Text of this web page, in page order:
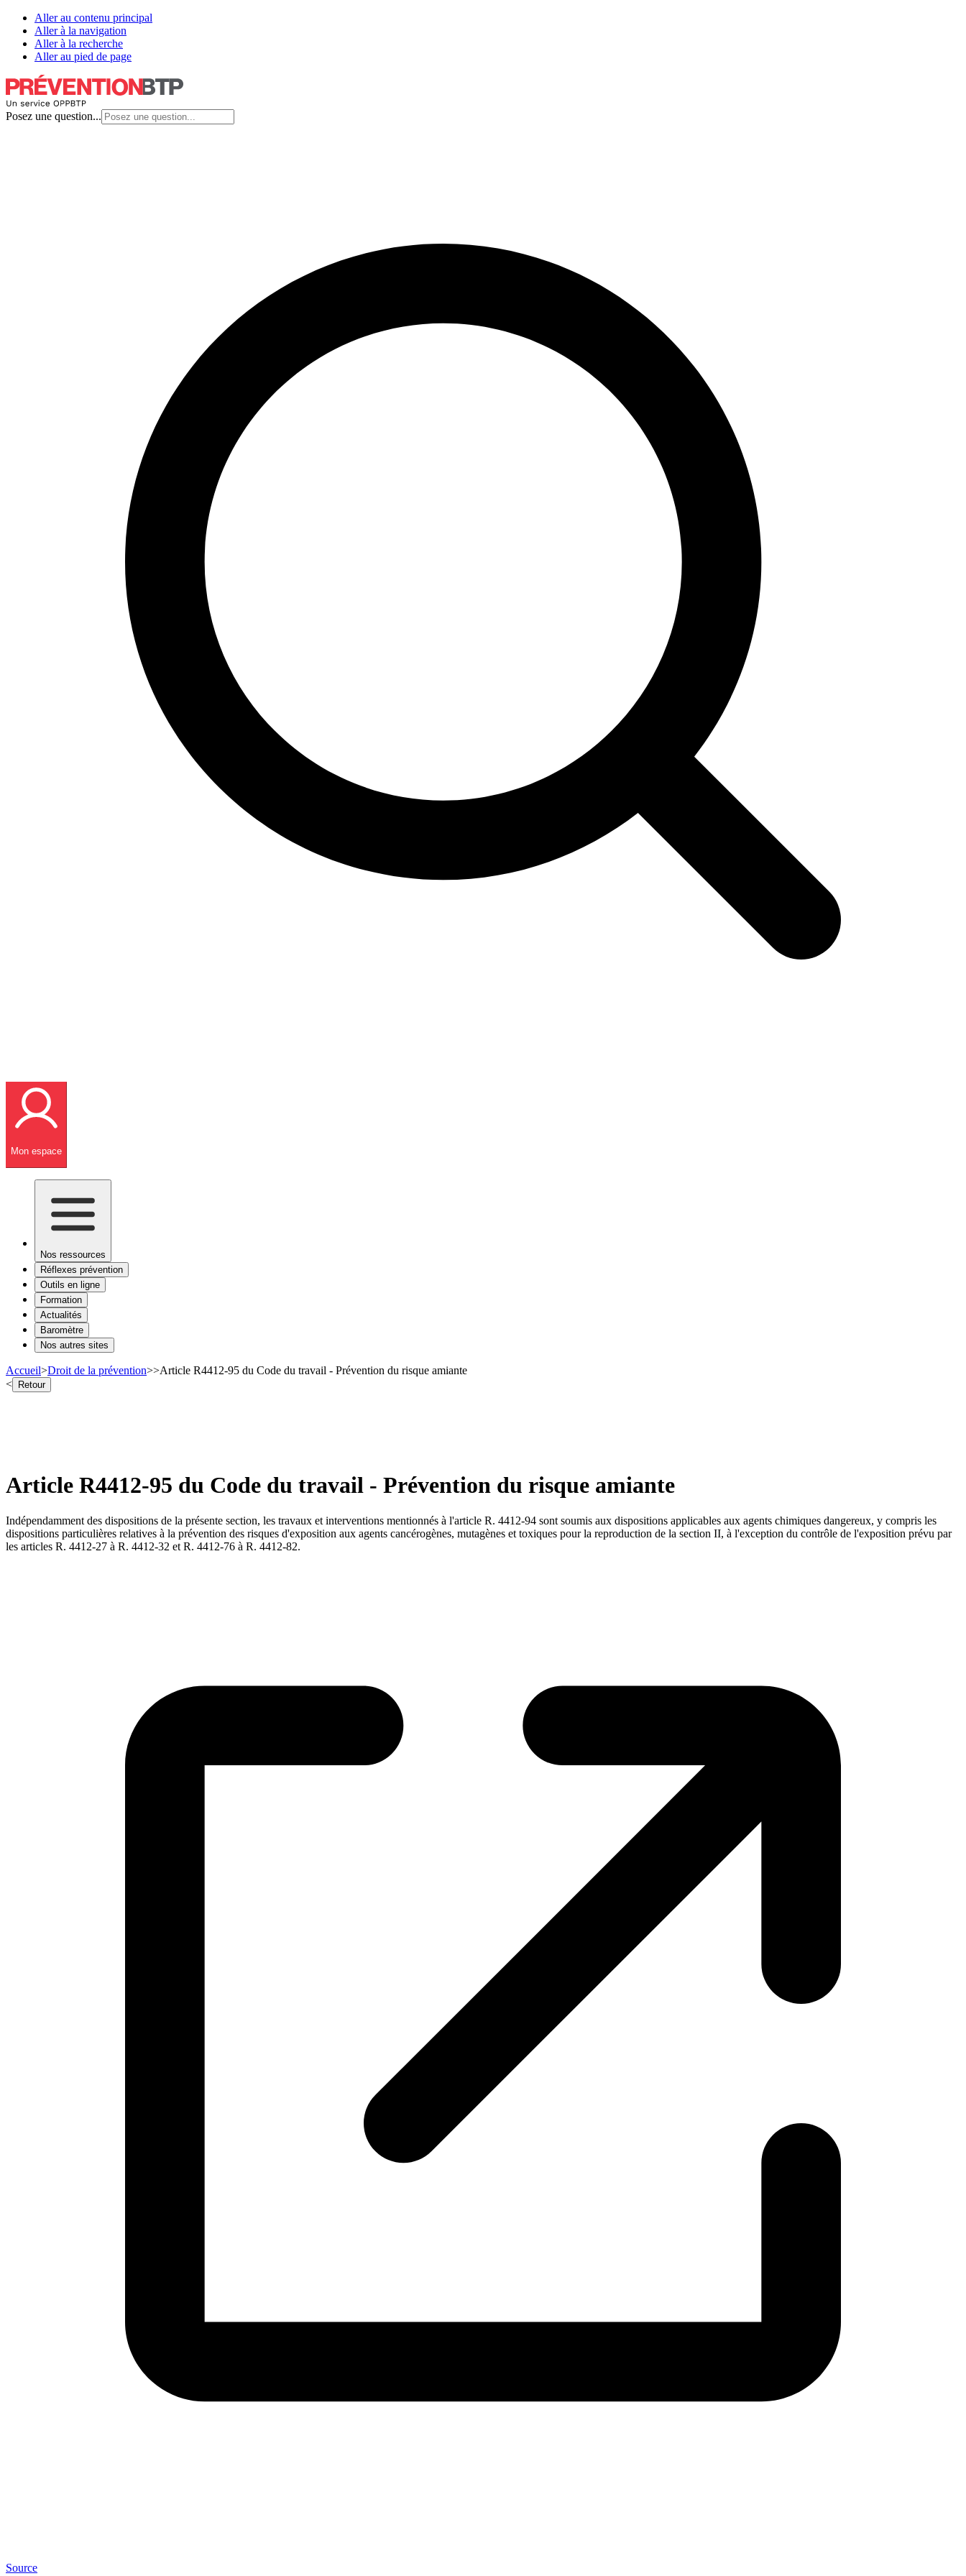
Aller au contenu principal
Aller à la navigation
Aller à la recherche
Aller au pied de page
Posez une question...
Mon espace
Nos ressources
Réflexes prévention
Outils en ligne
Formation
Actualités
Baromètre
Nos autres sites
Accueil>Droit de la prévention>>Article R4412-95 du Code du travail - Prévention du risque amiante
< Retour
Article R4412-95 du Code du travail - Prévention du risque amiante
Indépendamment des dispositions de la présente section, les travaux et interventions mentionnés à l'article R. 4412-94 sont soumis aux dispositions applicables aux agents chimiques dangereux, y compris les
dispositions particulières relatives à la prévention des risques d'exposition aux agents cancérogènes, mutagènes et toxiques pour la reproduction de la section II, à l'exception du contrôle de l'exposition prévu par
les articles R. 4412-27 à R. 4412-32 et R. 4412-76 à R. 4412-82.
Source